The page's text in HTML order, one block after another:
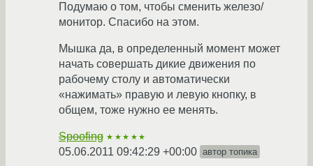
Подумаю о том, чтобы сменить железо/
монитор. Спасибо на этом.
Мышка да, в определенный момент может
начать совершать дикие движения по
рабочему столу и автоматически
«нажимать» правую и левую кнопку, в
общем, тоже нужно ее менять.
Spoofing ★★★★★
05.06.2011 09:42:29 +00:00 автор топика